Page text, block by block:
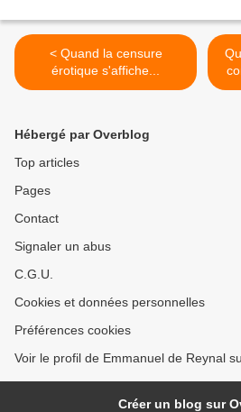
< Quand la censure
érotique s'affiche...
Hébergé par Overblog
Top articles
Pages
Contact
Signaler un abus
C.G.U.
Cookies et données personnelles
Préférences cookies
Voir le profil de Emmanuel de Reynal
Créer un blog sur